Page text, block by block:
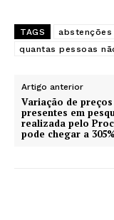
TAGS abstenções
quantas pessoas
Artigo anterior
Variação de preços
presentes em
realizada pelo
pode chegar a 305%